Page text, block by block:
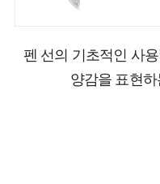
펜 선의 기초적인 사
양감을 표현